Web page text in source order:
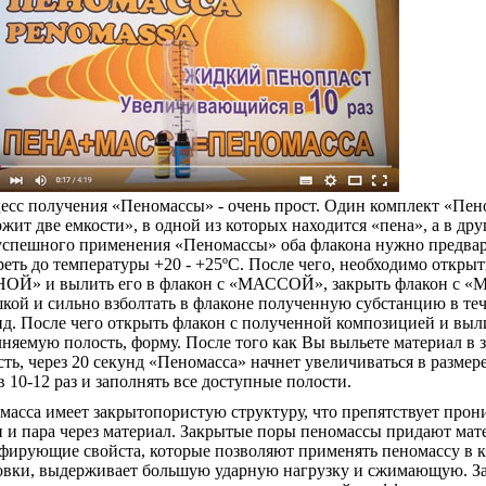
получения «Пеномассы» - очень прост. Один комплект
две емкости», в одной из которых находится «пена», а в
применения «Пеномассы» оба флакона нужно
до температуры +20 - +25ºС. После чего, необходимо
и вылить его в флакон с «МАССОЙ», закрыть флакон с
и сильно взболтать в флаконе полученную субстанцию в
После чего открыть флакон с полученной композицией и
полость, форму. После того как Вы выльете материал в
через 20 секунд «Пеномасса» начнет увеличиваться в
12 раз и заполнять все доступные полости.
имеет закрытопористую структуру, что препятствует
и пара через материал. Закрытые поры пеномассы придают
свойста, которые позволяют применять пеномассу в
выдерживает большую ударную нагрузку и сжимающую.